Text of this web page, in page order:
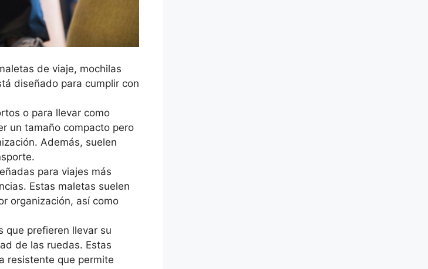
de viaje, mochilas
diseñado para cumplir con
o para llevar como
un tamaño compacto pero
Además, suelen
para viajes más
Estas maletas suelen
organización, así como
que prefieren llevar su
de las ruedas. Estas
resistente que permite